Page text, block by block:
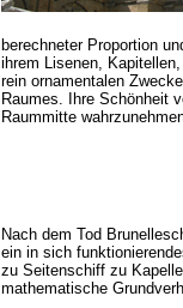
berechneter Proportion
ihrem Lisenen,
rein ornamentalen
Raumes. Ihre Schönheit
Raummitte
Nach dem Tod
ein in sich
zu Seitenschiff zu
mathematische